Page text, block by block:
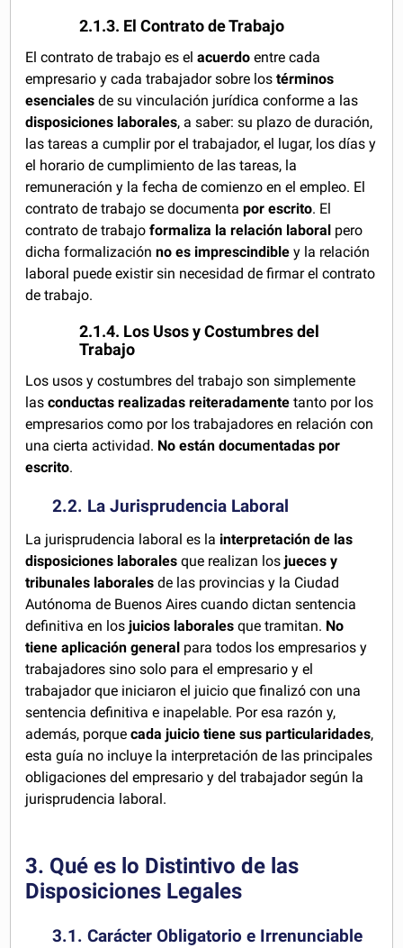
2.1.3. El Contrato de Trabajo
El contrato de trabajo es elacuerdo entre cada
empresario y cada trabajador sobre lostérminos
esenciales de su vinculación jurídica conforme a las
disposiciones laborales, a saber: su plazo de duración,
las tareas a cumplir por el trabajador, el lugar, los días y
el horario de cumplimiento de las tareas, la
remuneración y la fecha de comienzo en el empleo. El
contrato de trabajo se documentapor escrito. El
contrato de trabajoformaliza la relación laboral pero
dicha formalizaciónno es imprescindible y la relación
laboral puede existir sin necesidad de firmar el contrato
de trabajo.
2.1.4. Los Usos y Costumbres del
Trabajo
Los usos y costumbres del trabajo son simplemente
lasconductas realizadas reiteradamente tanto por los
empresarios como por los trabajadores en relación con
una cierta actividad. No están documentadas por
escrito.
2.2. La Jurisprudencia Laboral
La jurisprudencia laboral es la interpretación de las
disposiciones laborales que realizan losjueces y
tribunales laborales de las provincias y la Ciudad
Autónoma de Buenos Aires cuando dictan sentencia
definitiva en losjuicios laborales que tramitan. No
tiene aplicación general para todos los empresarios y
trabajadores sino solo para el empresario y el
trabajador que iniciaron el juicio que finalizó con una
sentencia definitiva e inapelable. Por esa razón y,
además, porquecada juicio tiene sus particularidades,
esta guía no incluye la interpretación de las principales
obligaciones del empresario y del trabajador según la
jurisprudencia laboral.
3. Qué es lo Distintivo de las
Disposiciones Legales
3.1. Carácter Obligatorio e Irrenunciable